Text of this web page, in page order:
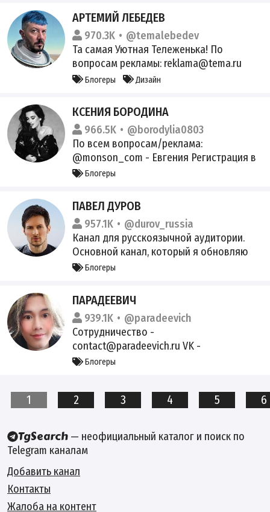
nevzorov.tv
Канал YT
youtube.com/@NevzorovTV
эфиров @nevzorovpodcast Внимание!
Мы не отвечаем за содержание
рекламы!
АРТЕМИЙ ЛЕБЕДЕВ
970.3K
@temalebedev
Та самая Уютная Тележенька! По
вопросам рекламы: reklama@tema.ru
Ассистентка: zam@tema.ru Личная почта:
https://vkvideo.ru/playlist/-211437014_7
Страница включена Роскомнадзором в
перечень любимых: artl.ru/LYuRZ
Блогеры Дизайн
КСЕНИЯ БОРОДИНА
966.5K
@borodylia0803
По всем вопросам/реклама:
@monson_com - Евгения Регистрация в
реестре РКН:
21b0ee1527
Блогеры
ПАВЕЛ ДУРОВ
957.1K
@durov_russia
Канал для русскоязычной аудитории.
Основной канал, который я обновляю
чаще, – англоязычный @durov
Блогеры
ПАРАДЕЕВИЧ
939.1K
@paradeevich
Сотрудничество -
contact@paradeevich.ru VK -
https://vk.com/paradeev1ch YT -
Регистрация в перечне РКН:
Блогеры
1 2 3 4 5 6
— неофициальный каталог и поиск по
Telegram каналам
Добавить канал
Контакты
Жалоба на контент